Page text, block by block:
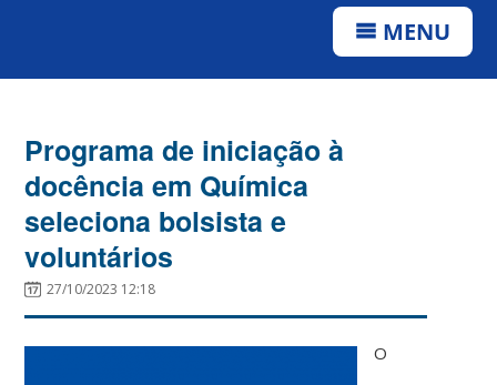
MENU
Programa de iniciação à
docência em Química
seleciona bolsista e
voluntários
27/10/2023 12:18
O